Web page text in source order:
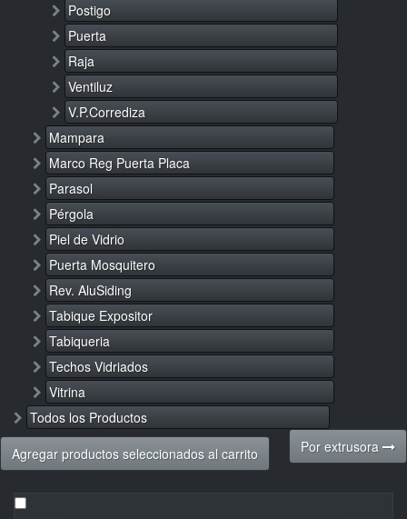
Postigo
Puerta
Raja
Ventiluz
V.P.Corrediza
Mampara
Marco Reg Puerta Placa
Parasol
Pérgola
Piel de Vidrio
Puerta Mosquitero
Rev. AluSiding
Tabique Expositor
Tabiqueria
Techos Vidriados
Vitrina
Todos los Productos
Agregar productos seleccionados al carrito
Por extrusora